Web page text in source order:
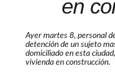
en
Ayer martes 8, personal
detención de un sujeto
domiciliado en esta
vivienda en construcción.